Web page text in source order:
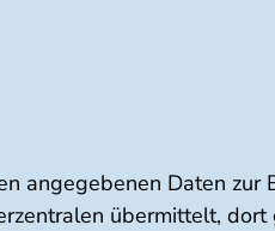
angegebenen Daten zur
übermittelt,